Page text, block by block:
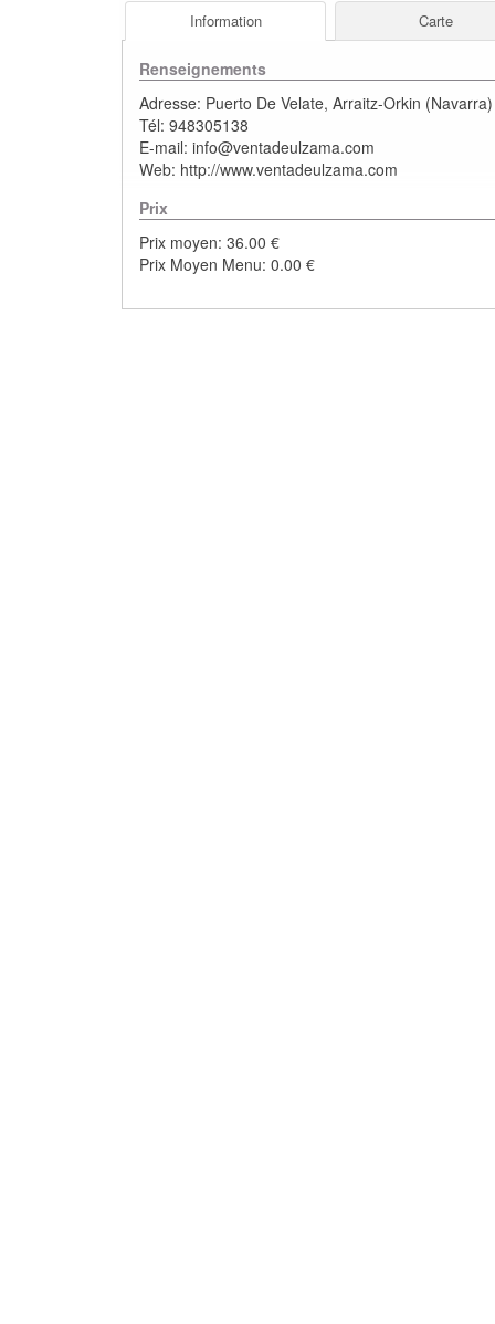
Information Carte
Renseignements
Adresse: Puerto De Velate,Arraitz-Orkin (Navarra)
Tél:948305138
E-mail:info@ventadeulzama.com
Web: http://www.ventadeulzama.com
Prix
Prix moyen: 36.00 €
Prix Moyen Menu: 0.00 €